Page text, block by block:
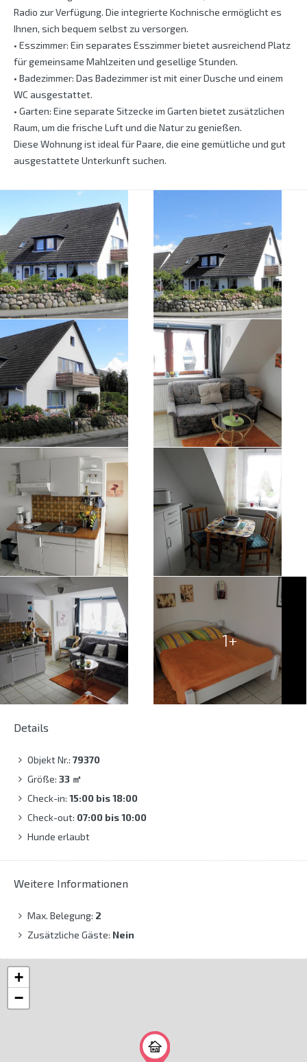
Radio zur Verfügung. Die integrierte Kochnische ermöglicht es
Ihnen, sich bequem selbst zu versorgen.
• Esszimmer: Ein separates Esszimmer bietet ausreichend Platz
für gemeinsame Mahlzeiten und gesellige Stunden.
• Badezimmer: Das Badezimmer ist mit einer Dusche und einem
WC ausgestattet.
• Garten: Eine separate Sitzecke im Garten bietet zusätzlichen
Raum, um die frische Luft und die Natur zu genießen.
Diese Wohnung ist ideal für Paare, die eine gemütliche und gut
ausgestattete Unterkunft suchen.
1+
Details
Objekt Nr.: 79370
Größe: 33 ㎡
Check-in: 15:00 bis 18:00
Check-out: 07:00 bis 10:00
Hunde erlaubt
Weitere Informationen
Max. Belegung: 2
Zusätzliche Gäste: Nein
+
−